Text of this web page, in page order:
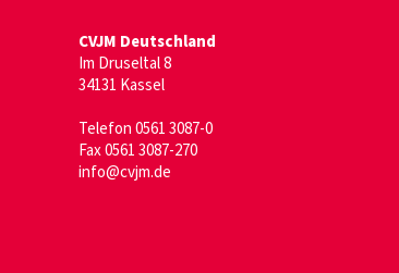
CVJM Deutschland
Im Druseltal 8
34131 Kassel
Telefon 0561 3087-0
Fax 0561 3087-270
info@cvjm.de